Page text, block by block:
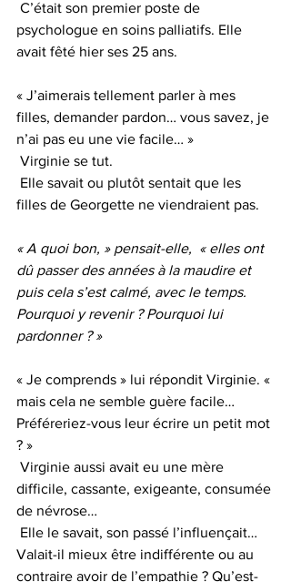
psychologue en soins palliatifs. Elle
avait fêté hier ses 25 ans.
« J’aimerais tellement parler à mes
filles, demander pardon… vous savez, je
n’ai pas eu une vie facile… »
Virginie se tut.
filles de Georgette ne viendraient pas.
« A quoi bon, » pensait-elle,  « elles ont
dû passer des années à la maudire et
puis cela s’est calmé, avec le temps.
Pourquoi y revenir ? Pourquoi lui
pardonner ? »
« Je comprends » lui répondit Virginie. «
mais cela ne semble guère facile…
Préféreriez-vous leur écrire un petit mot
? »
difficile, cassante, exigeante, consumée
de névrose…
Valait-il mieux être indifférente ou au
contraire avoir de l’empathie ? Qu’est-